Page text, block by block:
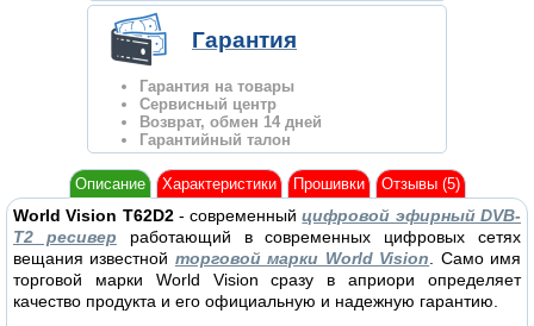
Гарантия
Гарантия на товары
Сервисный центр
Возврат, обмен 14 дней
Гарантийный талон
Описание Характеристики Прошивки Отзывы (5)
World Vision T62D2- современныйцифровой эфирный DVB-
T2 ресивер работающий в современных цифровых сетях
вещания известной торговой марки World Vision. Само имя
торговой марки World Vision сразу в априори определяет
качество продукта и его официальную и надежную гарантию.